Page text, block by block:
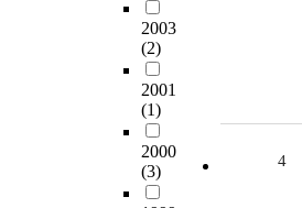
2003
(2)
2001
(1)
2000
(3)
4